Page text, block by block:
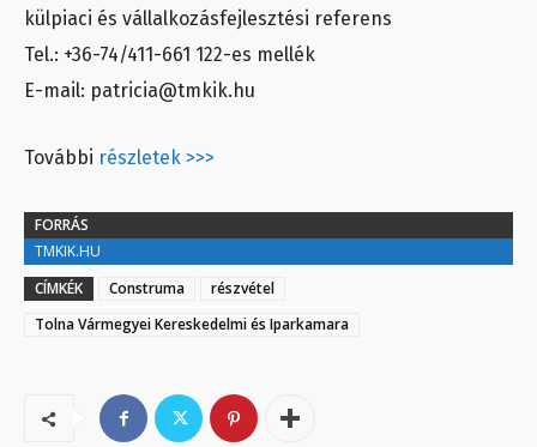
külpiaci és vállalkozásfejlesztési referens
Tel.: +36-74/411-661 122-es mellék
E-mail: patricia@tmkik.hu
További részletek >>>
FORRÁS
TMKIK.HU
CÍMKÉK
Construma
részvétel
Tolna Vármegyei Kereskedelmi és Iparkamara